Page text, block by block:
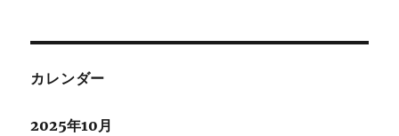
カレンダー
2025年10月